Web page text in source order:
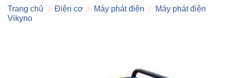
Trang chủ / Điện cơ / Máy phát điện /
Máy phát điện
Vikyno